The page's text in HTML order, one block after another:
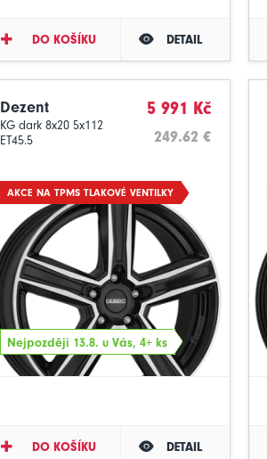
DO KOŠÍKU DETAIL
Dezent
KG dark 8x20 5x112
ET45.5
5 991 Kč
249.62 €
AKCE NA TPMS TLAKOVÉ VENTILKY
Nejpozději 13.8. u Vás, 4+ ks
DO KOŠÍKU DETAIL